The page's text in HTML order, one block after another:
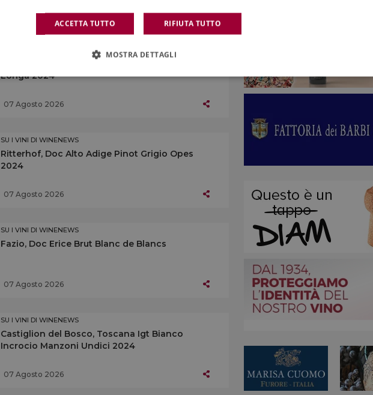
07 Agosto 2026
Longa 2024
07 Agosto 2026
SU I VINI DI WINENEWS
Ritterhof, Doc Alto Adige Pinot Grigio Opes
2024
07 Agosto 2026
SU I VINI DI WINENEWS
Fazio, Doc Erice Brut Blanc de Blancs
07 Agosto 2026
SU I VINI DI WINENEWS
Castiglion del Bosco, Toscana Igt Bianco
Incrocio Manzoni Undici 2024
07 Agosto 2026
ACCETTA TUTTO RIFIUTA TUTTO
MOSTRA DETTAGLI